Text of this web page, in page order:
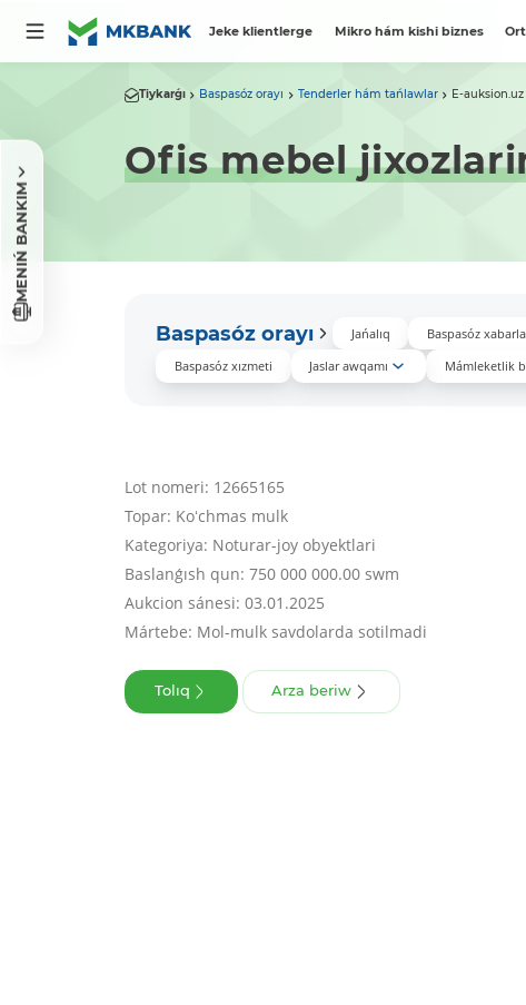
Jeke klientlerge Mikro hám kishi biznes
MENIŃ BANKIM
Tiykarǵı Baspasóz orayı Tenderler hám tańlawlar E-
Ofis mebel
Baspasóz orayı Jańalıq Baspasóz
Baspasóz xızmeti
Jaslar awqamı Mámleketlik
Lot nomeri: 12665165
Topar: Koʻchmas mulk
Kategoriya: Noturar-joy obyektlari
Baslanǵısh qun: 750 000 000.00 swm
Aukcion sánesi: 03.01.2025
Mártebe: Mol-mulk savdolarda sotilmadi
Tolıq Arza beriw